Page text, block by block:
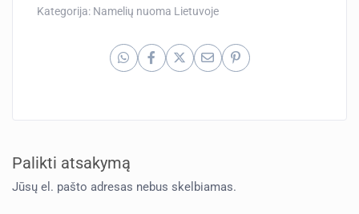
Kategorija: Namelių nuoma Lietuvoje
Palikti atsakymą
Jūsų el. pašto adresas nebus skelbiamas.